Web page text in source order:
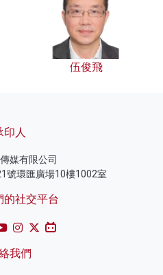
伍俊飛
印人
媒有限公司
號環匯廣場10樓1002室
的社交平台
我們